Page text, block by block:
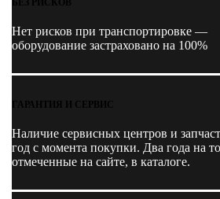
БЕЗ РИСКОВ
Нет рисков при транспортировке —
оборудование застраховано на 100%
ГАРАНТИЯ И СЕРВИС
Наличие сервисных центров и
год с момента покупки. Два года на
отмеченные на сайте, в каталоге.